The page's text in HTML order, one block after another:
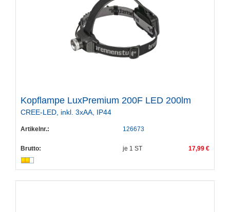
Kopflampe LuxPremium 200F LED 200lm
CREE-LED, inkl. 3xAA, IP44
Artikelnr.: 126673
Brutto: je 1 ST 17,99 €